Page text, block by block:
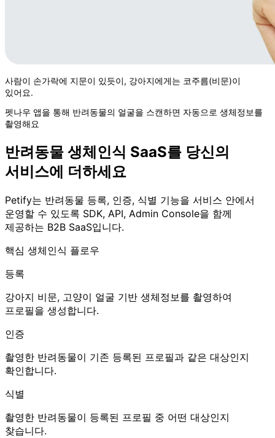
사람이 손가락에 지문이 있듯이, 강아지에게는 코주름(비문)이
있어요.
펫나우 앱을 통해 반려동물의 얼굴을 스캔하면 자동으로 생체정보를
촬영해요
반려동물 생체인식 SaaS를 당신의
서비스에 더하세요
Petify는 반려동물 등록, 인증, 식별 기능을 서비스 안에서
운영할 수 있도록 SDK, API, Admin Console을 함께
제공하는 B2B SaaS입니다.
핵심 생체인식 플로우
등록
강아지 비문, 고양이 얼굴 기반 생체정보를 촬영하여
프로필을 생성합니다.
인증
촬영한 반려동물이 기존 등록된 프로필과 같은 대상인지
확인합니다.
식별
촬영한 반려동물이 등록된 프로필 중 어떤 대상인지
찾습니다.